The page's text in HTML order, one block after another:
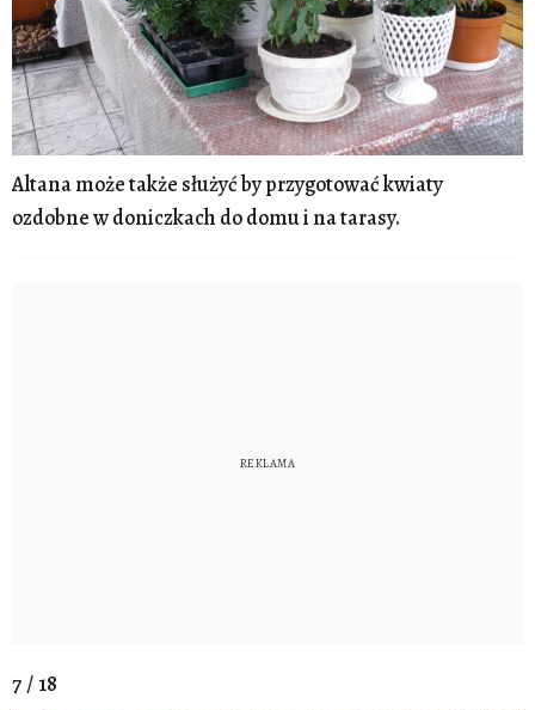
Altana może także służyć by przygotować kwiaty
ozdobne w doniczkach do domu i na tarasy.
7 / 18